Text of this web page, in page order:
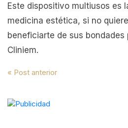
Este dispositivo multiusos es
medicina estética, si no
beneficiarte de sus
Cliniem.
Navegación
de
entradas
« Post anterior